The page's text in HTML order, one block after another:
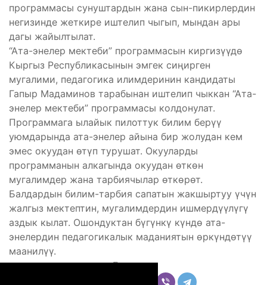
программасы сунуштардын жана сын-пикирлердин
негизинде жеткире иштелип чыгып, мындан ары
дагы жайылтылат.
“Ата-энелер мектеби” программасын киргизүүдө
Кыргыз Республикасынын эмгек сиңирген
мугалими, педагогика илимдеринин кандидаты
Гапыр Мадаминов тарабынан иштелип чыккан “Ата-
энелер мектеби” программасы колдонулат.
Программага ылайык пилоттук билим берүү
уюмдарында ата-энелер айына бир жолудан кем
эмес окуудан өтүп турушат. Окууларды
программанын алкагында окуудан өткөн
мугалимдер жана тарбиячылар өткөрөт.
Балдардын билим-тарбия сапатын жакшыртуу үчүн
жалгыз мектептин, мугалимдердин ишмердүүлүгү
аздык кылат. Ошондуктан бүгүнкү күндө ата-
энелердин педагогикалык маданиятын өркүндөтүү
маанилүү.
Бөлүшүү